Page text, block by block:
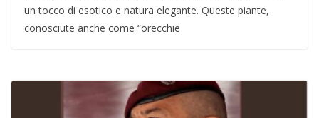
un tocco di esotico e natura elegante. Queste piante,
conosciute anche come “orecchie